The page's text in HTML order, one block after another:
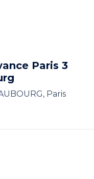
Paris 3
Paris